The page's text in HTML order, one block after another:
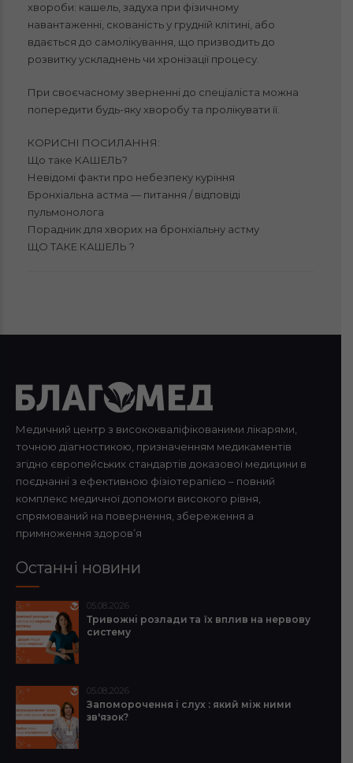
хвороби: кашель, задуха при фізичному
навантаженні, скованість у грудній клітині, або
вдається до самолікування, що призводить до
розвитку ускладнень чи хронізації процесу.
При своєчасному зверненні до спеціаліста можна
попередити будь-яку хворобу та пролікувати її.
КОРИСНІ ПОСИЛАННЯ:
Що таке КАШЕЛЬ?
Невідомі факти про небезпеку куріння
Бронхіальна астма — питання / відповіді
пульмонолога
Порадник для хворих на бронхіальну астму
ЩО ТАКЕ КАШЕЛЬ ?
Медичний центр з висококваліфікованими лікарями,
точною діагностикою, призначенням медикаментів
згідно європейських стандартів доказової медицини в
поєднанні з ефективною фізіотерапією – повний
комплекс медичної допомоги високого рівня,
спрямований на повернення, збереження а
примноження здоров’я
Останні новини
05.08.2026
Тривожні розлади та їх вплив на нервову
систему
05.08.2026
Запоморочення і слух : який між ними
зв'язок?